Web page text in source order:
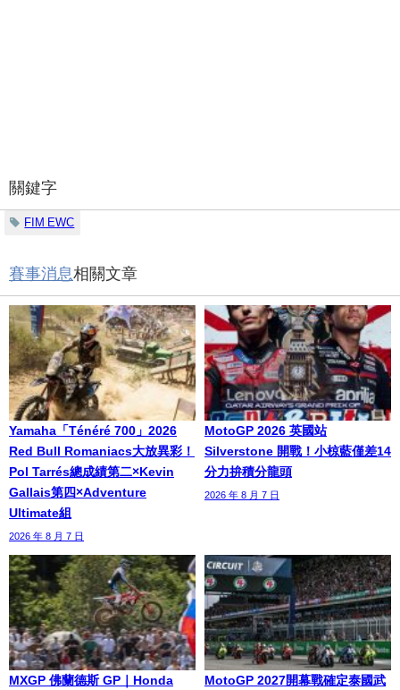
關鍵字
FIM EWC
賽事消息相關文章
Yamaha「Ténéré 700」2026
Red Bull Romaniacs大放異彩！
Pol Tarrés總成績第二×Kevin
Gallais第四×Adventure
Ultimate組
2026 年 8 月 7 日
MotoGP 2026 英國站
Silverstone 開戰！小椋藍僅差14
分力拚積分龍頭
2026 年 8 月 7 日
MXGP 佛蘭德斯 GP｜Honda MotoGP 2027開幕戰確定泰國武